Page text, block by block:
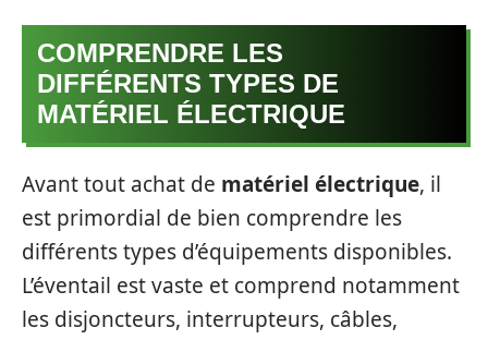
COMPRENDRE LES
DIFFÉRENTS TYPES DE
MATÉRIEL ÉLECTRIQUE
Avant tout achat de matériel électrique, il
est primordial de bien comprendre les
différents types d’équipements disponibles.
L’éventail est vaste et comprend notamment
les disjoncteurs, interrupteurs, câbles,